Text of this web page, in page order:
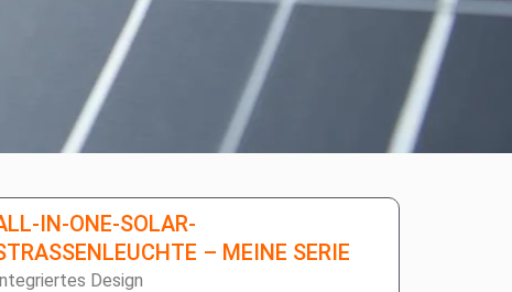
IN-ONE-SOLAR-
– MEINE SERIE
Design